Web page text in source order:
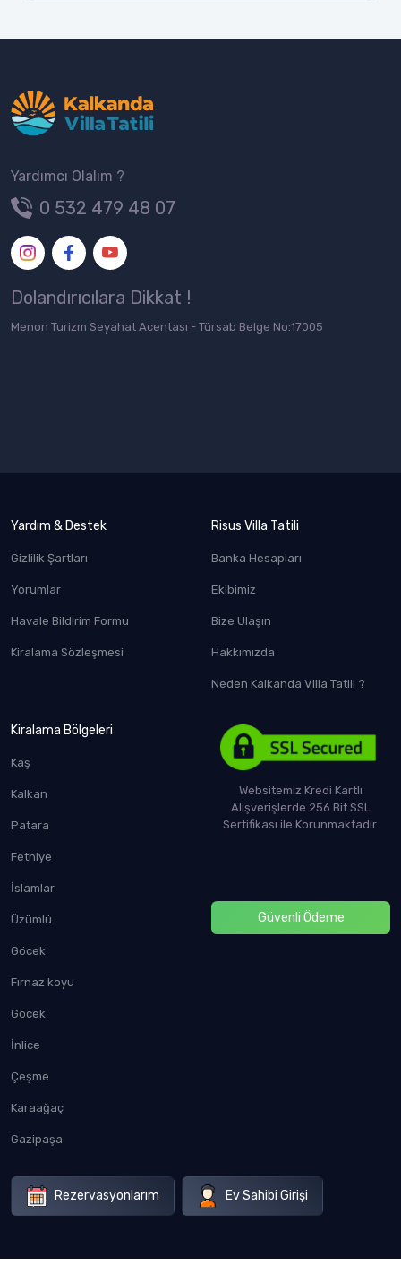
Yardımcı Olalım ?
0 532 479 48 07
Dolandırıcılara Dikkat !
Menon Turizm Seyahat Acentası - Türsab Belge No:17005
Yardım & Destek
Gizlilik Şartları
Yorumlar
Havale Bildirim Formu
Kiralama Sözleşmesi
Risus Villa Tatili
Banka Hesapları
Ekibimiz
Bize Ulaşın
Hakkımızda
Neden Kalkanda Villa Tatili ?
Kiralama Bölgeleri
Kaş
Kalkan
Patara
Fethiye
İslamlar
Üzümlü
Göcek
Fırnaz koyu
Göcek
İnlice
Çeşme
Karaağaç
Gazipaşa
Websitemiz Kredi Kartlı
Alışverişlerde 256 Bit SSL
Sertifikası ile Korunmaktadır.
Güvenli Ödeme
Rezervasyonlarım Ev Sahibi Girişi